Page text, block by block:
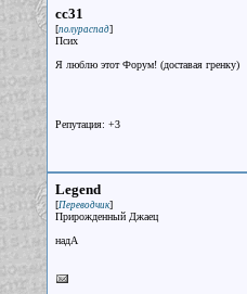
cc31
[полураспад]
Псих
Я люблю этот Форум! (доставая гренку)
Репутация: +3
Legend
[Переводчик]
Прирожденный Джаец
надА